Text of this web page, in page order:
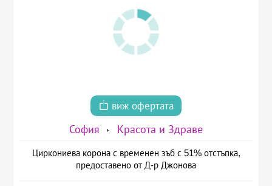
виж офертата
София Красота и Здраве
Циркониева корона с временен зъб с 51% отстъпка,
предоставено от Д-р Джонова